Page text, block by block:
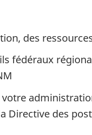
des
fédéraux
des